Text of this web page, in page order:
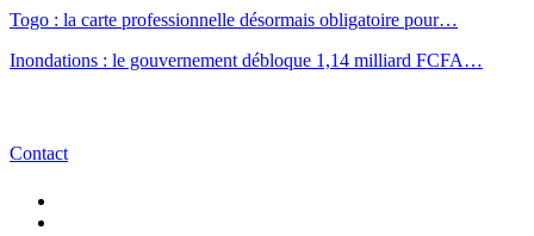
Togo : la carte professionnelle désormais obligatoire pour…
Inondations : le gouvernement débloque 1,14 milliard FCFA…
Contact